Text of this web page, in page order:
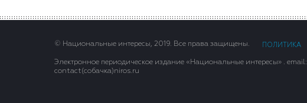
© Национальные интересы, 2019. Все права защищены. ПОЛИТИКА
Электронное периодическое издание «Национальные интересы» . email:
contact(сoбaчка)niros.ru